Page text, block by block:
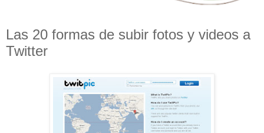
Las 20 formas de subir fotos y videos a
Twitter